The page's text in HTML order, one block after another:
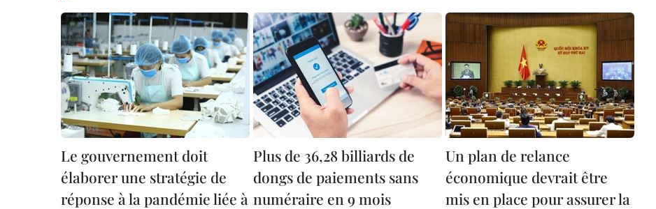
Le gouvernement doit
élaborer une stratégie de
réponse à la pandémie liée à
Plus de 36,28 billiards de
dongs de paiements sans
numéraire en 9 mois
Un plan de relance
économique devrait être
mis en place pour assurer la